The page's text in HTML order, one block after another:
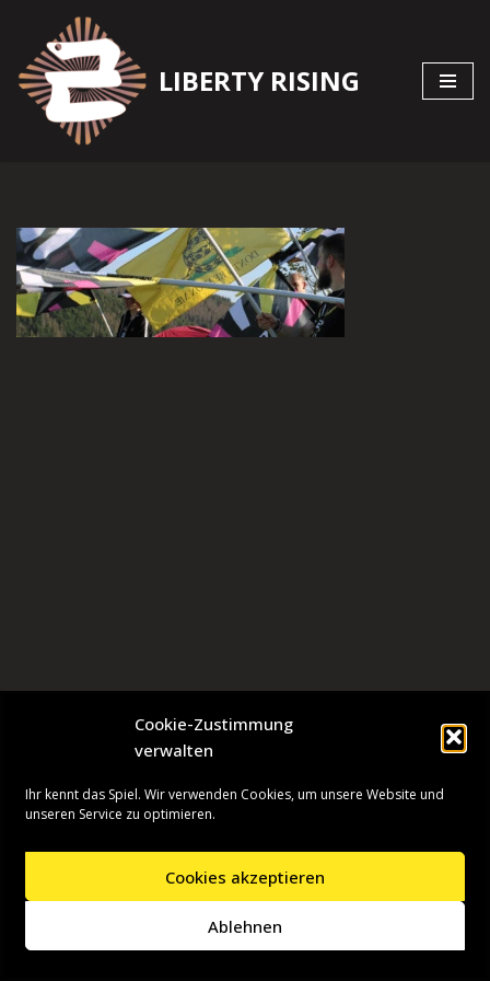
Cookie-Zustimmung
verwalten
Ihr kennt das Spiel. Wir verwenden Cookies, um unsere Website und
unseren Service zu optimieren.
Cookies akzeptieren
Ablehnen
Zum
Inhalt
springen
LIBERTY RISING
| Präsentiert vonWordPress
Presseinformationen